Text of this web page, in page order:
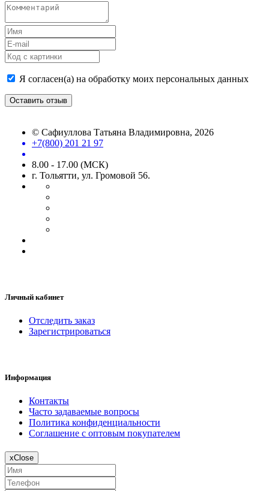
Я согласен(а) на обработку моих персональных данных
Оставить отзыв
© Сафиуллова Татьяна Владимировна, 2026
+7(800) 201 21 97
8.00 - 17.00 (МСК)
г. Тольятти, ул. Громовой 56.
Личный кабинет
Отследить заказ
Зарегистрироваться
Информация
Контакты
Часто задаваемые вопросы
Политика конфиденциальности
Соглашение с оптовым покупателем
xClose